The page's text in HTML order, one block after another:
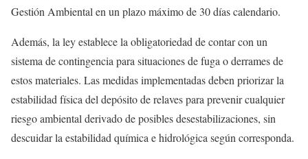
Gestión Ambiental en un plazo máximo de 30 días calendario.
Además, la ley establece la obligatoriedad de contar con un
sistema de contingencia para situaciones de fuga o derrames de
estos materiales. Las medidas implementadas deben priorizar la
estabilidad física del depósito de relaves para prevenir cualquier
riesgo ambiental derivado de posibles desestabilizaciones, sin
descuidar la estabilidad química e hidrológica según corresponda.